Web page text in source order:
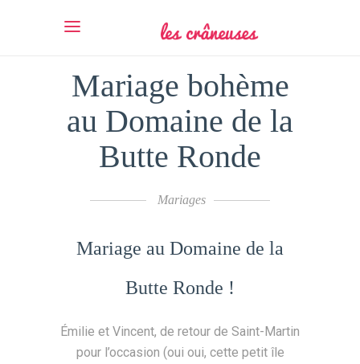
Mariage bohème
au Domaine de la
Butte Ronde
Mariages
Mariage au Domaine de la
Butte Ronde !
Émilie et Vincent, de retour de Saint-Martin
pour l’occasion (oui oui, cette petit île